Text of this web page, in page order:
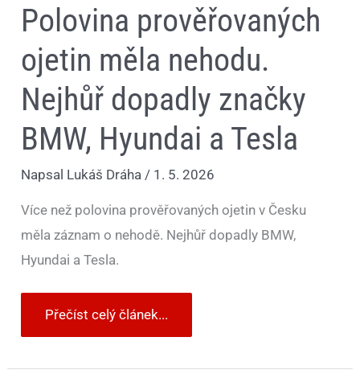
Polovina prověřovaných
ojetin měla nehodu.
Nejhůř dopadly značky
BMW, Hyundai a Tesla
Napsal Lukáš Dráha / 1. 5. 2026
Více než polovina prověřovaných ojetin v Česku
měla záznam o nehodě. Nejhůř dopadly BMW,
Hyundai a Tesla.
Přečíst celý článek...